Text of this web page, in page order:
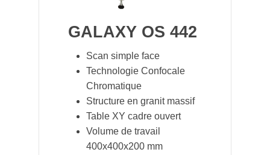
GALAXY OS 442
Scan simple face
Technologie Confocale
Chromatique
Structure en granit massif
Table XY cadre ouvert
Volume de travail
400x400x200 mm